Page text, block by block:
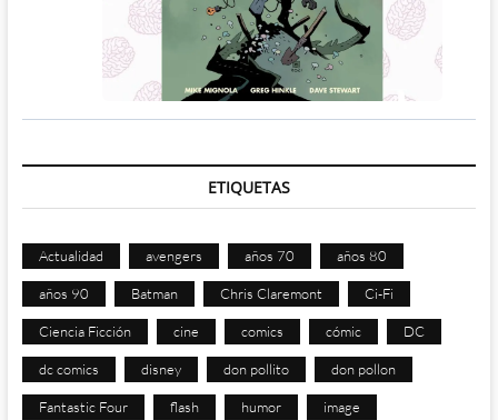
ETIQUETAS
Actualidad avengers años 70 años 80
años 90 Batman Chris Claremont Ci-Fi
Ciencia Ficción cine comics cómic DC
dc comics disney don pollito don pollon
Fantastic Four flash humor image